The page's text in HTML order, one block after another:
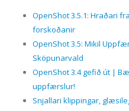
OpenShot 3.5.1: Hraðari
forskoðanir
OpenShot 3.5: Mikil
Sköpunarvald
OpenShot 3.4 gefið út |
uppfærslur!
Snjallari klippingar,